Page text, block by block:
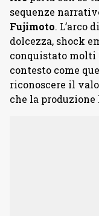
sequenze
Fujimoto. L’arco
dolcezza, shock
conquistato molti
contesto come
riconoscere il
che la produzione